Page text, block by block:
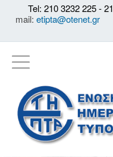
Tel: 210 3232 225 -
mail: etipta@otenet.gr